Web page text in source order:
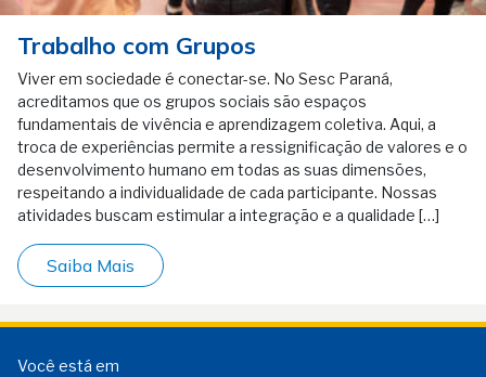
Trabalho com Grupos
Viver em sociedade é conectar-se. No Sesc Paraná,
acreditamos que os grupos sociais são espaços
fundamentais de vivência e aprendizagem coletiva. Aqui, a
troca de experiências permite a ressignificação de valores e o
desenvolvimento humano em todas as suas dimensões,
respeitando a individualidade de cada participante. Nossas
atividades buscam estimular a integração e a qualidade […]
Saiba Mais
Você está em